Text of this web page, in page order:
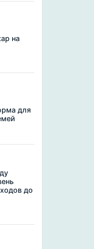
на
для
до